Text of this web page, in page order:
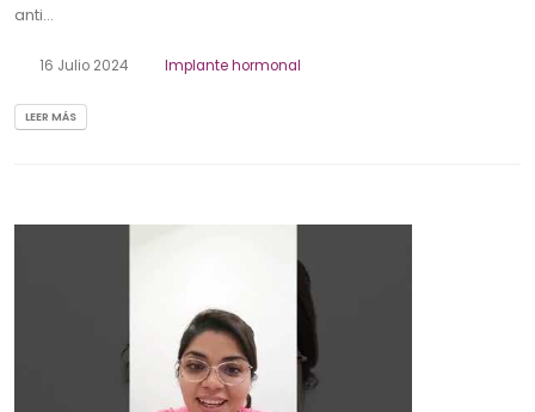
anti...
16 Julio 2024 Implante hormonal
LEER MÁS